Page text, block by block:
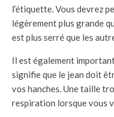
l’étiquette. Vous devrez
légèrement plus grande
est plus serré que les
Il est également
signifie que le jean doit
vos hanches. Une taille
respiration lorsque vous